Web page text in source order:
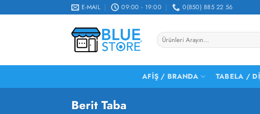
atla
E-MAIL 09:00 - 19:00 0(850) 885 22 56
Ara:
AFIŞ / BRANDA TABELA /
Berit Taba